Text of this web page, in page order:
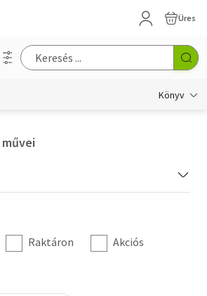
Üres
Könyv
Raktáron Akciós